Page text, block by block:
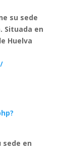
su sede
Situada en
Huelva
sede en